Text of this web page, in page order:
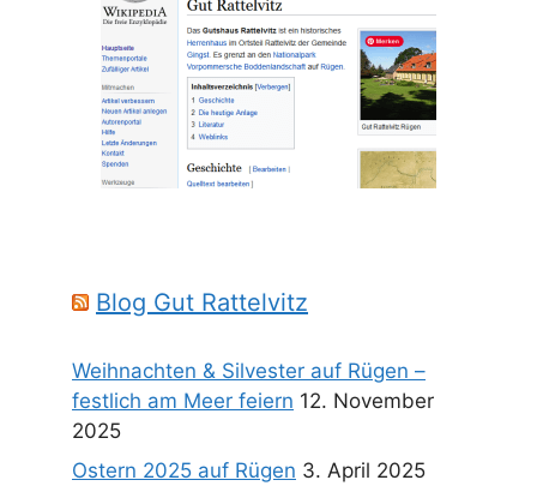
Blog Gut Rattelvitz
Weihnachten & Silvester auf Rügen –
festlich am Meer feiern 12. November
2025
Ostern 2025 auf Rügen 3. April 2025